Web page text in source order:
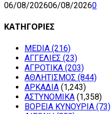
06/08/202606/08/20260
ΚΑΤΗΓΟΡΙΕΣ
MEDIA (216)
ΑΓΓΕΛΙΕΣ (23)
ΑΓΡΟΤΙΚΑ (203)
ΑΘΛΗΤΙΣΜΟΣ (844)
ΑΡΚΑΔΙΑ (1,243)
ΑΣΤΥΝΟΜΙΚΑ (1,358)
ΒΟΡΕΙΑ ΚΥΝΟΥΡΙΑ (73)